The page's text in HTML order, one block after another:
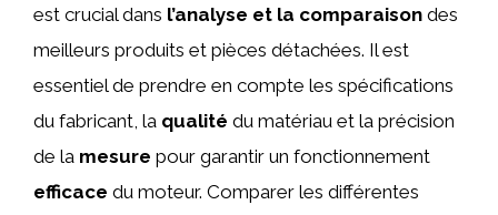
est crucial dans l’analyse et la comparaison des
meilleurs produits et pièces détachées. Il est
essentiel de prendre en compte les spécifications
du fabricant, la qualité du matériau et la précision
de la mesure pour garantir un fonctionnement
efficace du moteur. Comparer les différentes